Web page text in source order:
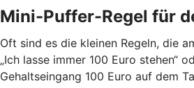
Mini-Puffer-Regel für
Oft sind es die kleinen Regeln, die
„Ich lasse immer 100 Euro stehen“
Gehaltseingang 100 Euro auf dem